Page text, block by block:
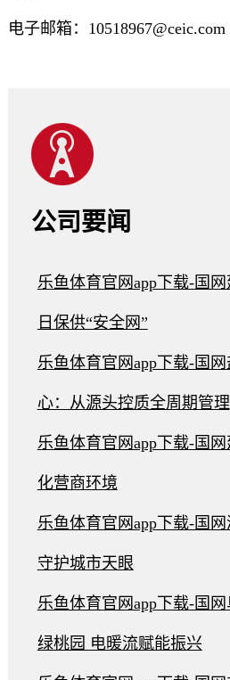
电子邮箱：10518967@ceic.com
公司要闻
乐鱼体育官网app下载-国
日保供“安全网”
乐鱼体育官网app下载-国
心：从源头控质全周期管理
乐鱼体育官网app下载-国
化营商环境
乐鱼体育官网app下载-国
守护城市天眼
乐鱼体育官网app下载-国
绿桃园 电暖流赋能振兴